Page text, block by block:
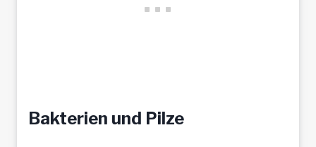
Bakterien und Pilze